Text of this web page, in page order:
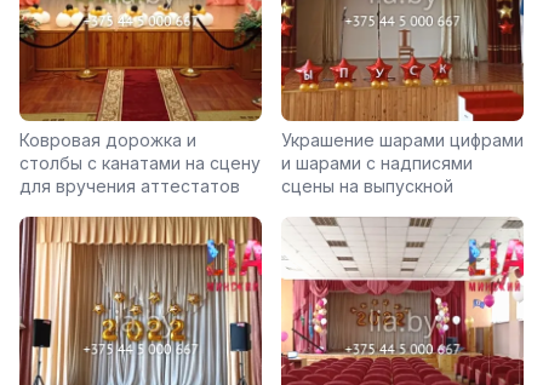
Ковровая дорожка и
столбы с канатами на сцену
для вручения аттестатов
Украшение шарами цифрами
и шарами с надписями
сцены на выпускной